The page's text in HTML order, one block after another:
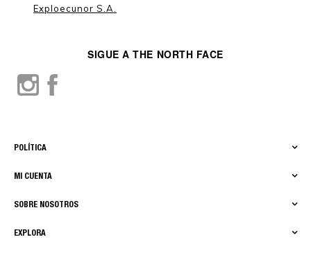
EXPLORA
SOBRE NOSOTROS
MI CUENTA
POLÍTICA
SIGUE A THE NORTH FACE
Exploecunor S.A.